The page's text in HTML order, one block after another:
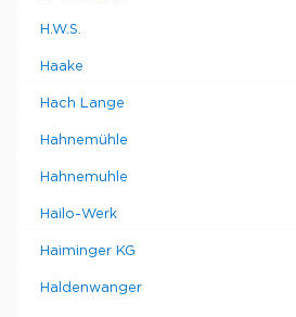
H.W.S.
Haake
Hach Lange
Hahnemühle
Hahnemuhle
Hailo-Werk
Haiminger KG
Haldenwanger